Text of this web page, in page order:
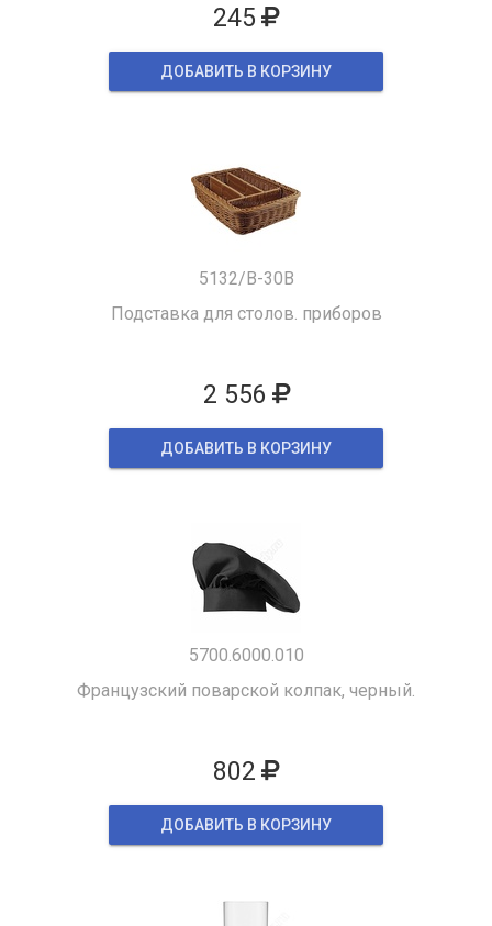
245
ДОБАВИТЬ В КОРЗИНУ
5132/B-30B
Подставка для столов. приборов
2 556
ДОБАВИТЬ В КОРЗИНУ
5700.6000.010
Французский поварской колпак, черный.
802
ДОБАВИТЬ В КОРЗИНУ